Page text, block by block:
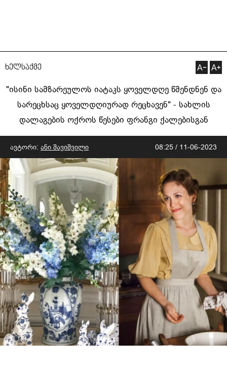
ხელსაქმე
"ისინი სამზარეულოს იატაკს ყოველდღე წმენდნენ და
სარეცხსაც ყოველდღიურად რეცხავენ" - სახლის
დალაგების ოქროს წესები ფრანგი ქალებისგან
ავტორი: ანი შავიშვილი 08:25 / 11-06-2023